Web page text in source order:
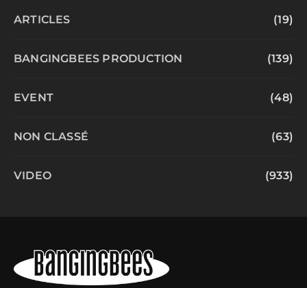
ARTICLES (19)
BANGINGBEES PRODUCTION (139)
EVENT (48)
NON CLASSÉ (63)
VIDEO (933)